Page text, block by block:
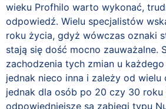
wieku Profhilo warto wykonać,
odpowiedź. Wielu specjalistów
roku życia, gdyż wówczas oznaki
stają się dość mocno zauważalne.
zachodzenia tych zmian u każdego
jednak nieco inna i zależy od wielu
jednak dla osób po 20 czy 30 roku
odpowiedniejsze są zabiegi typu